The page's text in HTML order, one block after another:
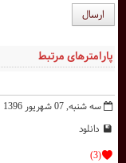
سه شنبه, 07 شهریور 1396
دانلود
(3)
پارامترهای مرتبط
ارسال